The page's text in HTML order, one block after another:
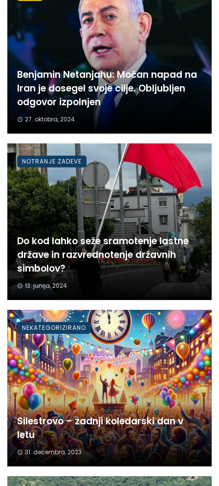
Benjamin Netanjahu: Močan napad na
Iran je dosegel svoje cilje. Obljubljen
odgovor izpolnjen
27. oktobra, 2024
Do kod lahko seže sramotenje lastne
države in razvrednotenje državnih
simbolov?
13. junija, 2024
NOTRANJE ZADEVE
Silestrovo – zadnji koledarski dan v
letu
31. decembra, 2023
NEKATEGORIZIRANO